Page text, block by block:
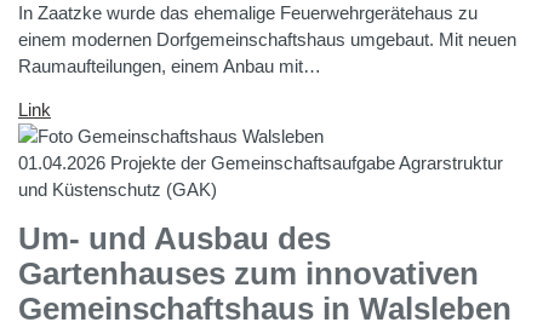
In Zaatzke wurde das ehemalige Feuerwehrgerätehaus zu
einem modernen Dorfgemeinschaftshaus umgebaut. Mit neuen
Raumaufteilungen, einem Anbau mit…
Link
01.04.2026 Projekte der Gemeinschaftsaufgabe Agrarstruktur
und Küstenschutz (GAK)
Um- und Ausbau des
Gartenhauses zum innovativen
Gemeinschaftshaus in Walsleben